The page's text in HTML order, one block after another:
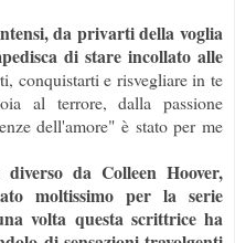
da privarti della voglia
di stare incollato alle
conquistarti e risvegliare in te
al terrore, dalla passione
dell'amore" è stato per me
da Colleen Hoover,
moltissimo per la serie
volta questa scrittrice ha